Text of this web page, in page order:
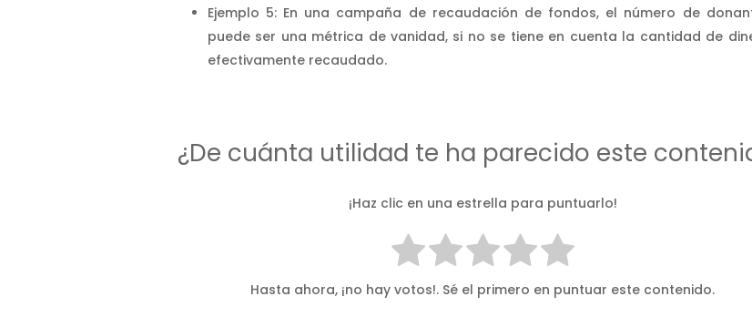
Ejemplo 5: En una campaña de recaudación de fondos, el número de
puede ser una métrica de vanidad, si no se tiene en cuenta la cantidad de
efectivamente recaudado.
¿De cuánta utilidad te ha parecido este
¡Haz clic en una estrella para puntuarlo!
Hasta ahora, ¡no hay votos!. Sé el primero en puntuar este contenido.